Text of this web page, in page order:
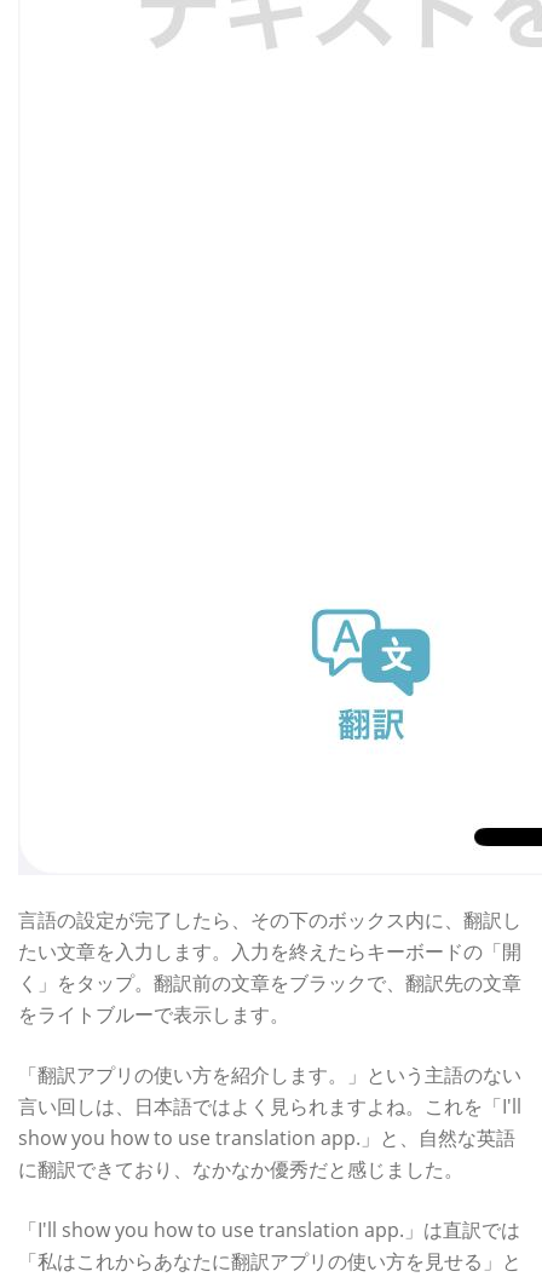
言語の設定が完了したら、その下のボックス内に、翻訳し
たい文章を入力します。入力を終えたらキーボードの「開
く」をタップ。翻訳前の文章をブラックで、翻訳先の文章
をライトブルーで表示します。
「翻訳アプリの使い方を紹介します。」という主語のない
言い回しは、日本語ではよく見られますよね。これを「I'll
show you how to use translation app.」と、自然な英語
に翻訳できており、なかなか優秀だと感じました。
「I'll show you how to use translation app.」は直訳では
「私はこれからあなたに翻訳アプリの使い方を見せる」と